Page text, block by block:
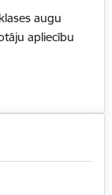
augu
apliecību